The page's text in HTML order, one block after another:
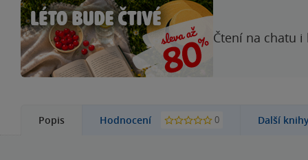
Čtení na chatu i
Popis Hodnocení 0 Další